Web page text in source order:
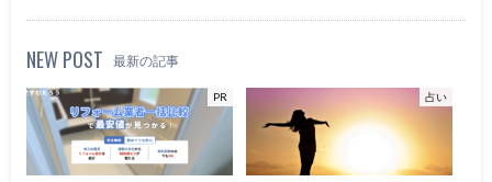
NEW POST 最新の記事
PR 占い